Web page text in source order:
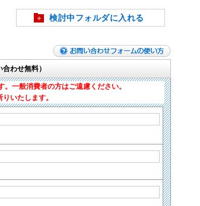
検討中フォルダに入れる
わせ無料）
一般消費者の方はご遠慮ください。
いたします。